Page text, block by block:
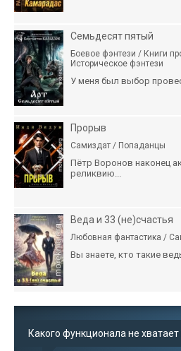
Семьдесят пятый
Боевое фэнтези / Книги
Историческое фэнтези
У меня был выбор
Прорыв
Самиздат / Попаданцы
Пётр Воронов наконец
реликвию...
Веда и 33 (не)счастья
Любовная фантастика /
Вы знаете, кто такие
Какого функционала не хватает